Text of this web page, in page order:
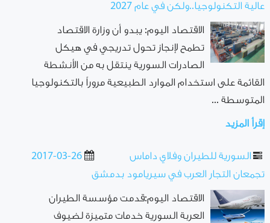
عالية التكنولوجيا..ولكن في عام 2027
الاقتصاد اليوم: يبدو أن وزارة الاقتصاد
تطمح لإنجاز تحول تدريجي في هيكل
الصادرات السورية ينتقل به من الأنشطة
القائمة على استخدام الموارد الطبيعية مروراً بالتكنولوجيا
المتوسطة ...
إقرأ المزيد
2017-03-26
السورية للطيران وفلاي داماس
تجمعان التجار العرب في سيريامود بدمشق
الاقتصاد اليوم:قدمت مؤسسة الطيران
العربة السورية خدمات متميزة لضيوف